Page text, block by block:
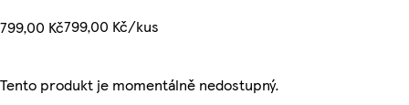
799,00 Kč799,00 Kč/kus
Tento produkt je momentálně nedostupný.